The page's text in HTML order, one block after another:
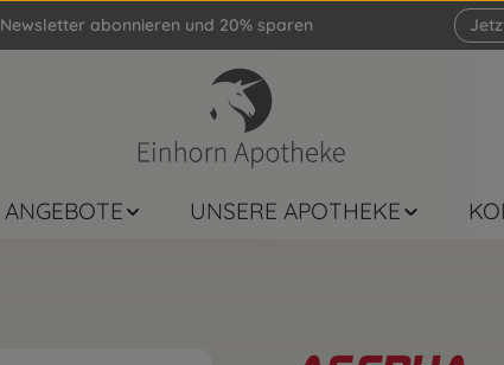
Newsletter abonnieren und 20% sparen
ANGEBOTE UNSERE APOTHEKE